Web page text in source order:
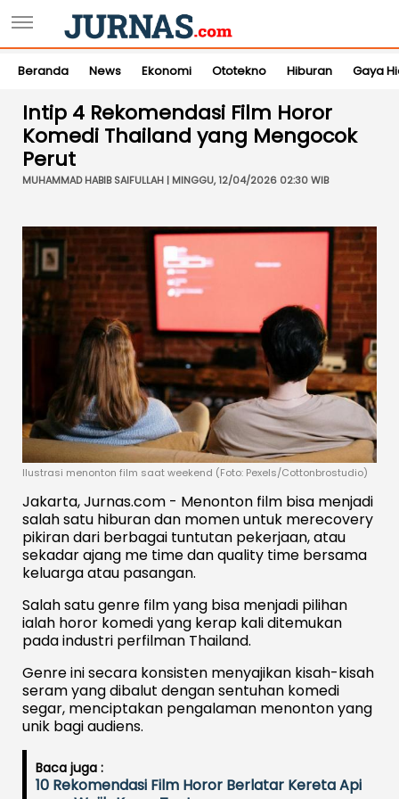
Beranda News Ekonomi Ototekno Hiburan Gaya
Intip 4 Rekomendasi Film Horor
Komedi Thailand yang Mengocok
Perut
MUHAMMAD HABIB SAIFULLAH | MINGGU, 12/04/2026 02:30 WIB
Ilustrasi menonton film saat weekend (Foto: Pexels/Cottonbrostudio)
Jakarta, Jurnas.com - Menonton film bisa menjadi
salah satu hiburan dan momen untuk merecovery
pikiran dari berbagai tuntutan pekerjaan, atau
sekadar ajang me time dan quality time bersama
keluarga atau pasangan.
Salah satu genre film yang bisa menjadi pilihan
ialah horor komedi yang kerap kali ditemukan
pada industri perfilman Thailand.
Genre ini secara konsisten menyajikan kisah-kisah
seram yang dibalut dengan sentuhan komedi
segar, menciptakan pengalaman menonton yang
unik bagi audiens.
Baca juga :
10 Rekomendasi Film Horor Berlatar Kereta Api